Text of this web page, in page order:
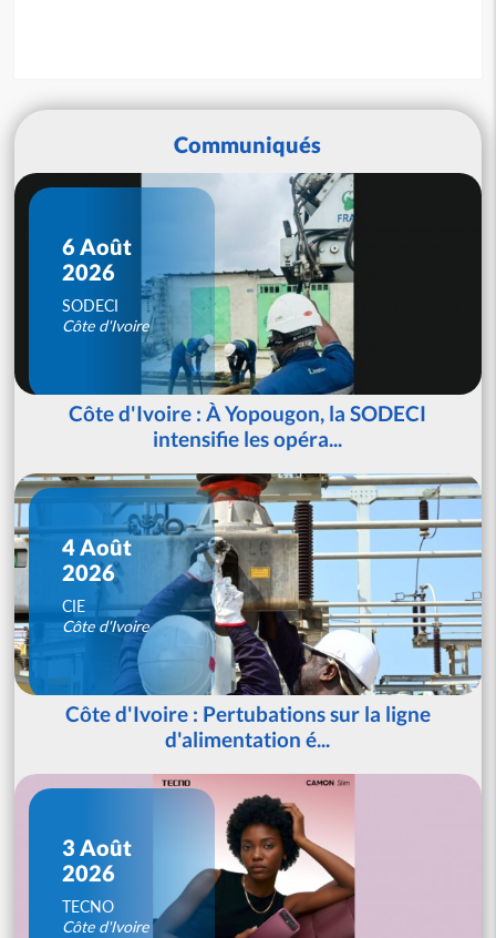
Communiqués
6 Août
2026
SODECI
Côte d'Ivoire
Côte d'Ivoire : À Yopougon, la SODECI
intensifie les opéra...
4 Août
2026
CIE
Côte d'Ivoire
Côte d'Ivoire : Pertubations sur la ligne
d'alimentation é...
3 Août
2026
TECNO
Côte d'Ivoire